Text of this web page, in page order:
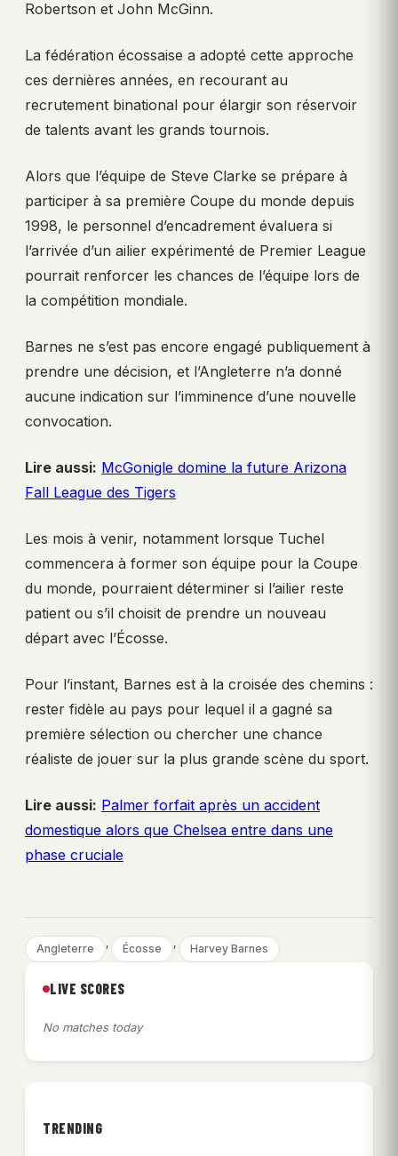
Robertson et John McGinn.
La fédération écossaise a adopté cette approche
ces dernières années, en recourant au
recrutement binational pour élargir son réservoir
de talents avant les grands tournois.
Alors que l’équipe de Steve Clarke se prépare à
participer à sa première Coupe du monde depuis
1998, le personnel d’encadrement évaluera si
l’arrivée d’un ailier expérimenté de Premier League
pourrait renforcer les chances de l’équipe lors de
la compétition mondiale.
Barnes ne s’est pas encore engagé publiquement à
prendre une décision, et l’Angleterre n’a donné
aucune indication sur l’imminence d’une nouvelle
convocation.
Lire aussi: McGonigle domine la future Arizona
Fall League des Tigers
Les mois à venir, notamment lorsque Tuchel
commencera à former son équipe pour la Coupe
du monde, pourraient déterminer si l’ailier reste
patient ou s’il choisit de prendre un nouveau
départ avec l’Écosse.
Pour l’instant, Barnes est à la croisée des chemins :
rester fidèle au pays pour lequel il a gagné sa
première sélection ou chercher une chance
réaliste de jouer sur la plus grande scène du sport.
Lire aussi: Palmer forfait après un accident
domestique alors que Chelsea entre dans une
phase cruciale
Angleterre , Écosse , Harvey Barnes
LIVE SCORES
No matches today
TRENDING